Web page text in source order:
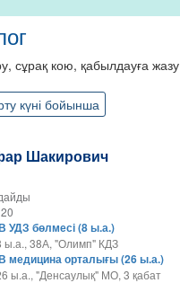
сұрақ кою, қабылдауға жазу
күні бойынша
Шакирович
бөлмесі (8 ы.а.)
ы.а., 38А, "Олимп" КДЗ
орталығы (26 ы.а.)
ы.а., "Денсаулық" МО, 3 қабат